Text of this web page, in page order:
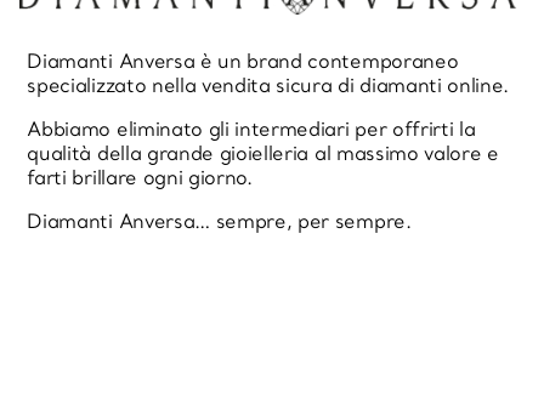
Diamanti Anversa è un brand contemporaneo
specializzato nella vendita sicura di diamanti online.
Abbiamo eliminato gli intermediari per offrirti la
qualità della grande gioielleria al massimo valore e
farti brillare ogni giorno.
Diamanti Anversa… sempre, per sempre.